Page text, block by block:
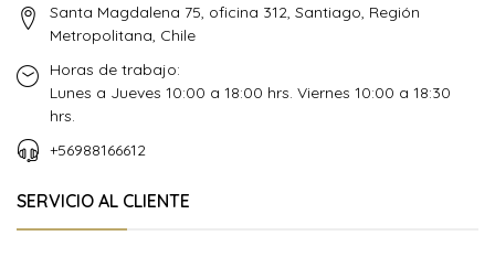
Santa Magdalena 75, oficina 312, Santiago, Región
Metropolitana, Chile
Horas de trabajo:
Lunes a Jueves 10:00 a 18:00 hrs. Viernes 10:00 a 18:30
hrs.
+56988166612
SERVICIO AL CLIENTE